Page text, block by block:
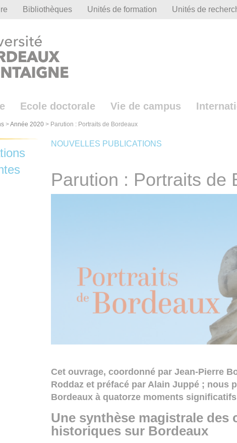
Bibliothèques Unités de formation Unités de
Ecole doctorale Vie de campus
>Année 2020 > Parution : Portraits de Bordeaux
NOUVELLES PUBLICATIONS
Parution : Portraits de
Cet ouvrage, coordonné par Jean-Pierre
Roddaz et préfacé par Alain Juppé ; nous
Bordeaux à quatorze moments
Une synthèse magistrale des
historiques sur Bordeaux